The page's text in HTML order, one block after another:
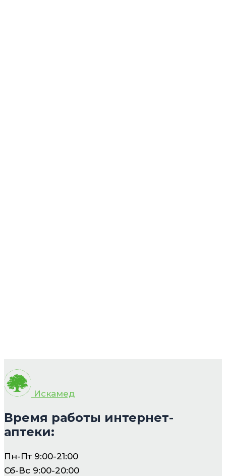
Искамед
Время работы интернет-
аптеки:
Пн-Пт 9:00-21:00
Сб-Вс 9:00-20:00